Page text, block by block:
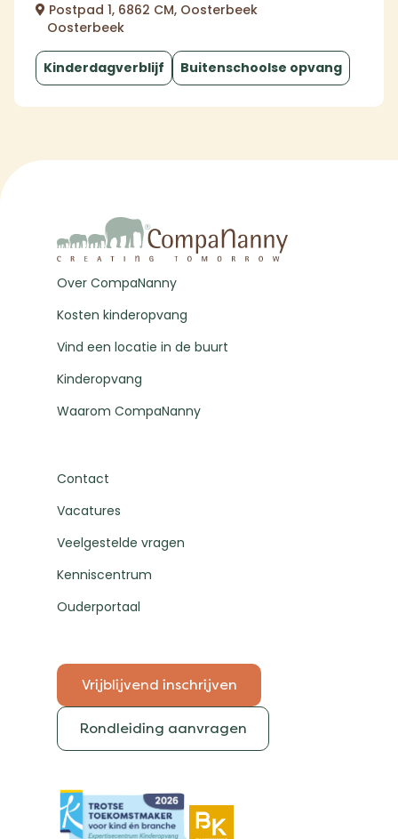
Postpad 1, 6862 CM, Oosterbeek
Oosterbeek
Kinderdagverblijf Buitenschoolse opvang
Over CompaNanny
Kosten kinderopvang
Vind een locatie in de buurt
Kinderopvang
Waarom CompaNanny
Contact
Vacatures
Veelgestelde vragen
Kenniscentrum
Ouderportaal
Vrijblijvend inschrijven
Rondleiding aanvragen